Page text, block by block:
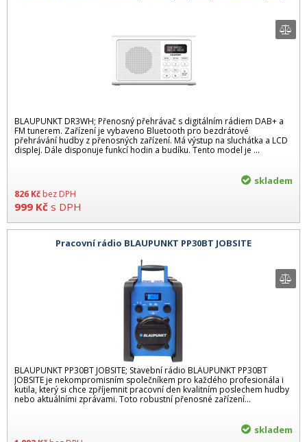
BLAUPUNKT DR3WH; Přenosný přehrávač s digitálním rádiem DAB+ a
FM tunerem. Zařízení je vybaveno Bluetooth pro bezdrátové
přehrávání hudby z přenosných zařízení. Má výstup na sluchátka a LCD
displej. Dále disponuje funkcí hodin a budíku. Tento model je ...
826 Kč bez DPH
999 Kč s DPH
skladem
Pracovní rádio BLAUPUNKT PP30BT JOBSITE
BLAUPUNKT PP30BT JOBSITE; Stavební rádio BLAUPUNKT PP30BT
JOBSITE je nekompromisním společníkem pro každého profesionála i
kutila, který si chce zpříjemnit pracovní den kvalitním poslechem hudby
nebo aktuálními zprávami. Toto robustní přenosné zařízení...
skladem